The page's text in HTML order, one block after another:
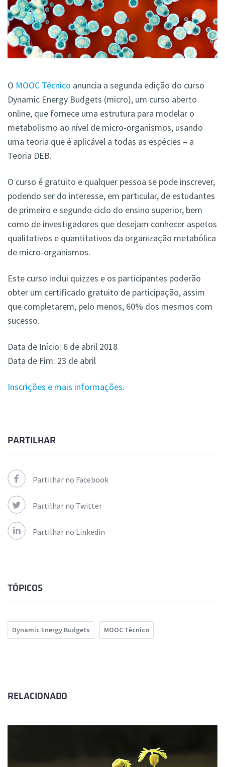
O MOOC Técnico anuncia a segunda edição do curso
Dynamic Energy Budgets (micro), um curso aberto
online, que fornece uma estrutura para modelar o
metabolismo ao nível de micro-organismos, usando
uma teoria que é aplicável a todas as espécies – a
Teoria DEB.
O curso é gratuito e qualquer pessoa se pode inscrever,
podendo ser do interesse, em particular, de estudantes
de primeiro e segundo ciclo do ensino superior, bem
como de investigadores que desejam conhecer aspetos
qualitativos e quantitativos da organização metabólica
de micro-organismos.
Este curso inclui quizzes e os participantes poderão
obter um certificado gratuito de participação, assim
que completarem, pelo menos, 60% dos mesmos com
sucesso.
Data de Início: 6 de abril 2018
Data de Fim: 23 de abril
Inscrições e mais informações.
PARTILHAR
Partilhar no Facebook
Partilhar no Twitter
Partilhar no Linkedin
TÓPICOS
Dynamic Energy Budgets MOOC Técnico
RELACIONADO